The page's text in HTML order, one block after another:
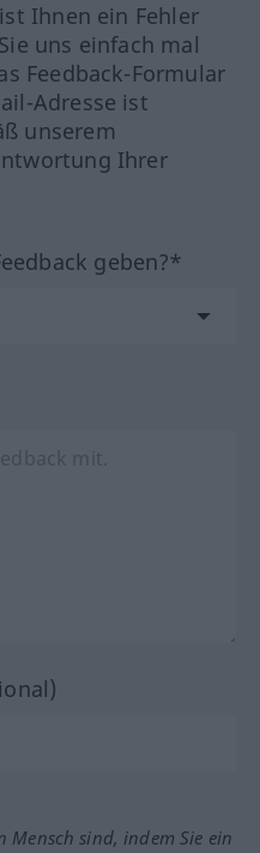
Ihnen ein Fehler
uns einfach mal
Feedback-Formular
Adresse ist
unserem
Ihrer
geben?*
Mensch sind, indem Sie ein